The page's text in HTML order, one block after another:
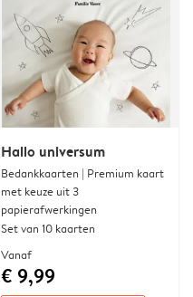
Hallo universum
Bedankkaarten | Premium kaart
met keuze uit 3
papierafwerkingen
Set van 10 kaarten
Vanaf
€ 9,99